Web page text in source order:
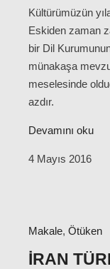
Kültürümüzün
Eskiden zaman
bir Dil
münakaşa
meselesinde
azdır.
Devamını oku
4 Mayıs 2016
Makale, Ötüken
İRAN